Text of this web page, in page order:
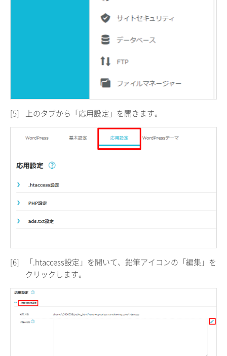
[5] 上のタブから「応用設定」を開きます。
[6]
「.htaccess設定」を開いて、鉛筆アイコンの「編集」を
クリックします。